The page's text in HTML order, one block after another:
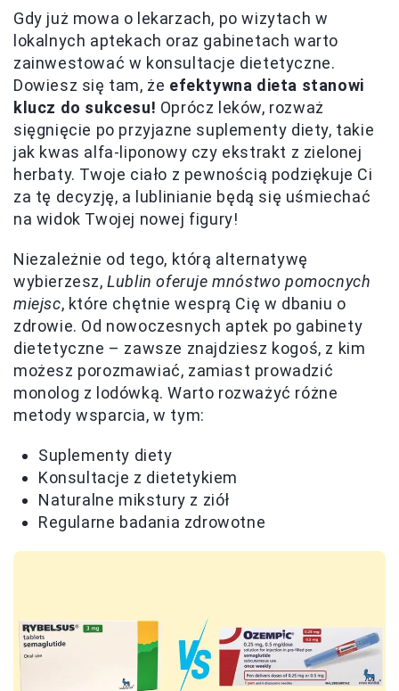
Gdy już mowa o lekarzach, po wizytach w
lokalnych aptekach oraz gabinetach warto
zainwestować w konsultacje dietetyczne.
Dowiesz się tam, że efektywna dieta stanowi
klucz do sukcesu! Oprócz leków, rozważ
sięgnięcie po przyjazne suplementy diety, takie
jak kwas alfa-liponowy czy ekstrakt z zielonej
herbaty. Twoje ciało z pewnością podziękuje Ci
za tę decyzję, a lublinianie będą się uśmiechać
na widok Twojej nowej figury!
Niezależnie od tego, którą alternatywę
wybierzesz,Lublin oferuje mnóstwo pomocnych
miejsc, które chętnie wesprą Cię w dbaniu o
zdrowie. Od nowoczesnych aptek po gabinety
dietetyczne – zawsze znajdziesz kogoś, z kim
możesz porozmawiać, zamiast prowadzić
monolog z lodówką. Warto rozważyć różne
metody wsparcia, w tym:
Suplementy diety
Konsultacje z dietetykiem
Naturalne mikstury z ziół
Regularne badania zdrowotne